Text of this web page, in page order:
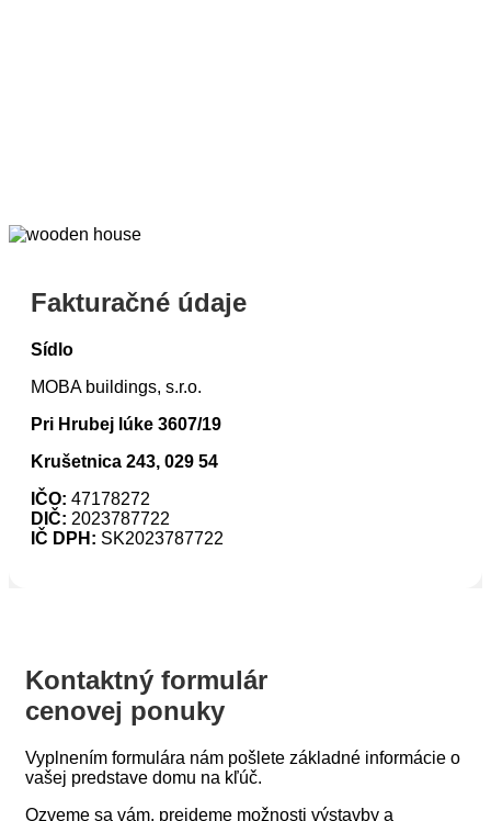
Fakturačné údaje
Sídlo
MOBA buildings, s.r.o.
Pri Hrubej lúke 3607/19
Krušetnica 243, 029 54
IČO: 47178272
DIČ: 2023787722
IČ DPH: SK2023787722
Kontaktný formulár
cenovej ponuky
Vyplnením formulára nám pošlete základné informácie o
vašej predstave domu na kľúč.
Ozveme sa vám, prejdeme možnosti výstavby a